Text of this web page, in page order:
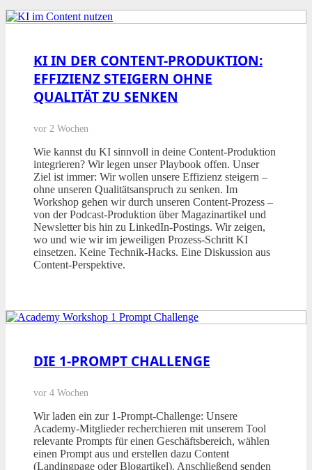
KI IN DER CONTENT-PRODUKTION:
EFFIZIENZ STEIGERN OHNE
QUALITÄT ZU SENKEN
vor 2 Wochen
Wie kannst du KI sinnvoll in deine Content-Produktion
integrieren? Wir legen unser Playbook offen. Unser
Ziel ist immer: Wir wollen unsere Effizienz steigern –
ohne unseren Qualitätsanspruch zu senken. Im
Workshop gehen wir durch unseren Content-Prozess –
von der Podcast-Produktion über Magazinartikel und
Newsletter bis hin zu LinkedIn-Postings. Wir zeigen,
wo und wie wir im jeweiligen Prozess-Schritt KI
einsetzen. Keine Technik-Hacks. Eine Diskussion aus
Content-Perspektive.
DIE 1-PROMPT CHALLENGE
vor 4 Wochen
Wir laden ein zur 1-Prompt-Challenge: Unsere
Academy-Mitglieder recherchieren mit unserem Tool
relevante Prompts für einen Geschäftsbereich, wählen
einen Prompt aus und erstellen dazu Content
(Landingpage oder Blogartikel). Anschließend senden